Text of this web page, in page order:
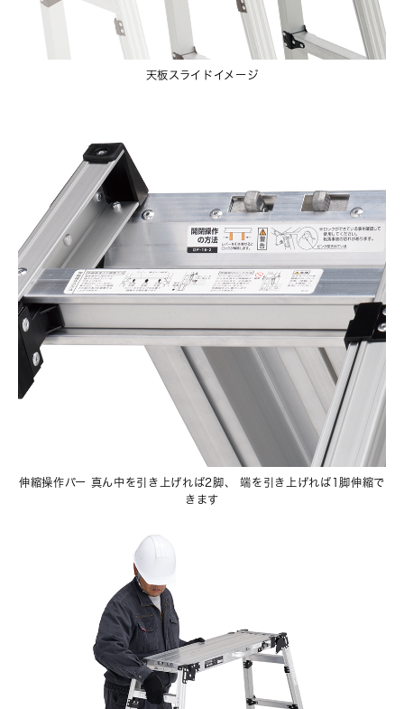
天板スライドイメージ
伸縮操作バー 真ん中を引き上げれば2脚、 端を引き上げれば1脚伸縮で
きます